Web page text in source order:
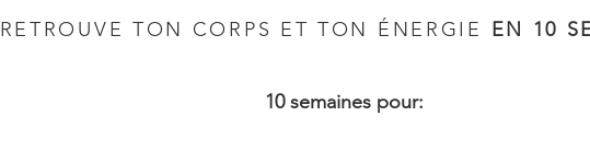
RETROUVE TON CORPS ET TON ÉNERGIE EN 10
10 semaines pour: